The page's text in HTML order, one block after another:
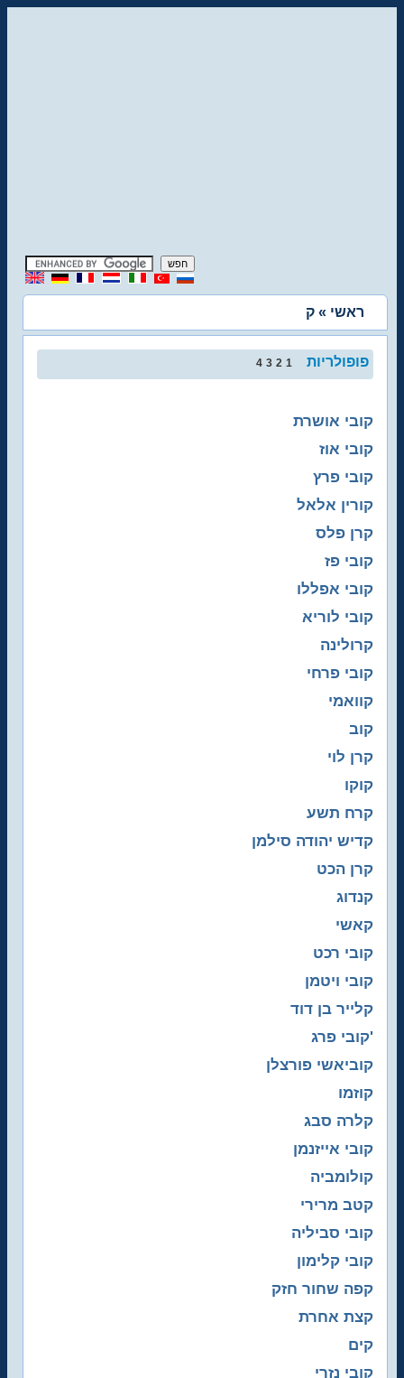
ראשי » ק
4 3 2 1 פופולריות
קובי אושרת
קובי אוז
קובי פרץ
קורין אלאל
קרן פלס
קובי פז
קובי אפללו
קובי לוריא
קרולינה
קובי פרחי
קוואמי
קוב
קרן לוי
קוקו
קרח תשע
קדיש יהודה סילמן
קרן הכט
קנדוג
קאשי
קובי רכט
קובי ויטמן
קלייר בן דוד
קובי פרג'
קוביאשי פורצלן
קוזמו
קלרה סבג
קובי אייזנמן
קולומביה
קטב מרירי
קובי סביליה
קובי קלימון
קפה שחור חזק
קצת אחרת
קים
קובי נזרי